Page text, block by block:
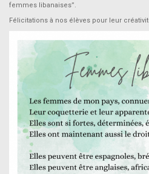
femmes libanaises”.
Félicitations à nos élèves pour leur